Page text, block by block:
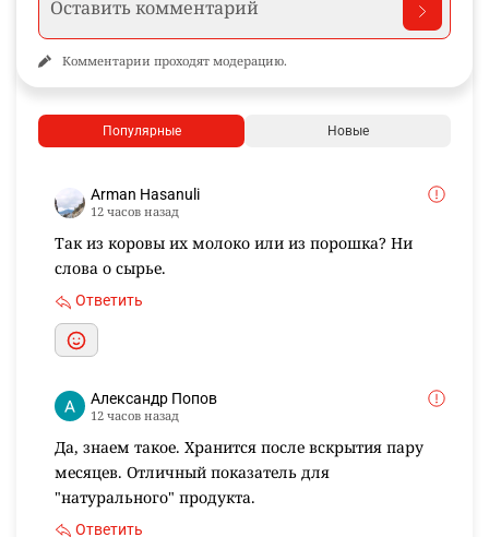
Комментарии проходят модерацию.
Популярные Новые
Arman Hasanuli
12 часов назад
Так из коровы их молоко или из порошка? Ни
слова о сырье.
Ответить
Александр Попов
12 часов назад
Да, знаем такое. Хранится после вскрытия пару
месяцев. Отличный показатель для
"натурального" продукта.
Ответить